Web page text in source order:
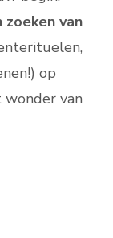
van
op
van